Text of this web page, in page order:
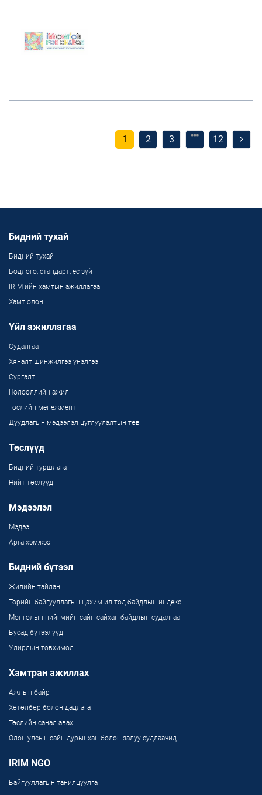
1 2 3 12
Бидний тухай
Бидний тухай
Бодлого, стандарт, ёс зүй
IRIM-ийн хамтын ажиллагаа
Хамт олон
Үйл ажиллагаа
Судалгаа
Хяналт шинжилгээ үнэлгээ
Сургалт
Нөлөөллийн ажил
Төслийн менежмент
Дуудлагын мэдээлэл цуглуулалтын төв
Төслүүд
Бидний туршлага
Нийт төслүүд
Мэдээлэл
Мэдээ
Арга хэмжээ
Бидний бүтээл
Жилийн тайлан
Төрийн байгууллагын цахим ил тод байдлын индекс
Монголын нийгмийн сайн сайхан байдлын судалгаа
Бусад бүтээлүүд
Улирлын товхимол
Хамтран ажиллах
Ажлын байр
Хөтөлбөр болон дадлага
Төслийн санал авах
Олон улсын сайн дурынхан болон залуу судлаачид
IRIM NGO
Байгууллагын танилцуулга